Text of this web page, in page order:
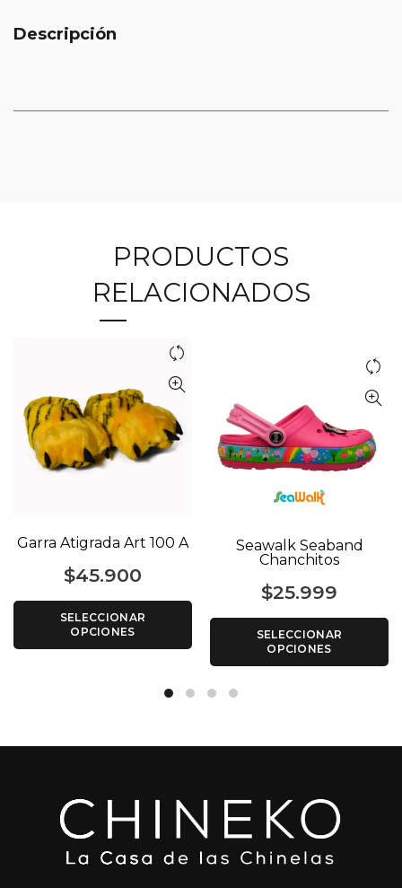
Descripción
PRODUCTOS
RELACIONADOS
Garra Atigrada Art 100 A
$45.900
SELECCIONAR
OPCIONES
Seawalk Seaband
Chanchitos
$25.999
SELECCIONAR
OPCIONES